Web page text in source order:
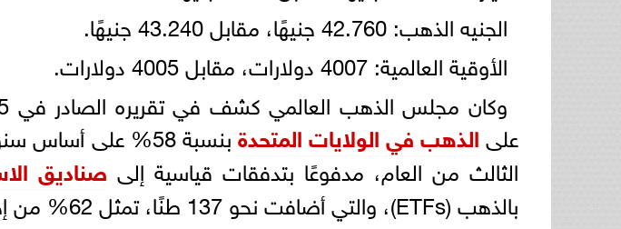
الجنيه الذهب: 42.760 جنيهًا، مقابل 43.240 جنيهًا.
الأوقية العالمية: 4007 دولارات، مقابل 4005 دولارات.
علىالذهب في الولايات المتحدة
الثالث من العام، مدفوعًا بتدفقات قياسية إلى صناديق
بالذهب (ETFs)، والتي أضافت نحو 137 طنًا، تمثل 62% من إجمالي التدفقات العالمية.